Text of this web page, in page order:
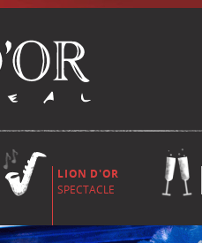
LION D'OR
SPECTACLE